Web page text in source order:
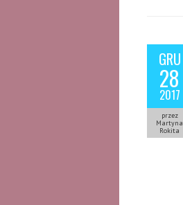
GRU
28
2017
przez
Martyna
Rokita